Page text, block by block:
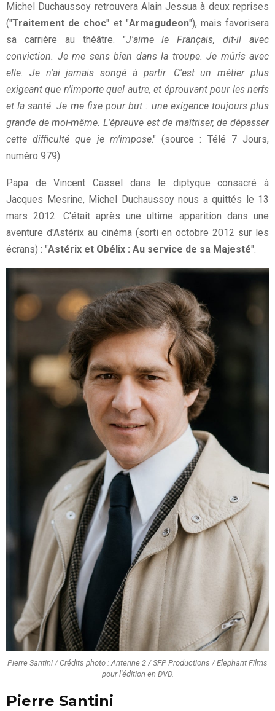
Michel Duchaussoy retrouvera Alain Jessua à deux reprises
("Traitement de choc" et "Armagudeon"), mais favorisera
sa carrière au théâtre. "J'aime le Français, dit-il avec
conviction. Je me sens bien dans la troupe. Je mûris avec
elle. Je n'ai jamais songé à partir. C'est un métier plus
exigeant que n'importe quel autre, et éprouvant pour les nerfs
et la santé. Je me fixe pour but : une exigence toujours plus
grande de moi-même. L'épreuve est de maîtriser, de dépasser
cette difficulté que je m'impose." (source : Télé 7 Jours,
numéro 979).
Papa de Vincent Cassel dans le diptyque consacré à
Jacques Mesrine, Michel Duchaussoy nous a quittés le 13
mars 2012. C'était après une ultime apparition dans une
aventure d'Astérix au cinéma (sorti en octobre 2012 sur les
écrans) : "Astérix et Obélix : Au service de sa Majesté".
Pierre Santini / Crédits photo : Antenne 2 / SFP Productions / Elephant Films
pour l'édition en DVD.
Pierre Santini